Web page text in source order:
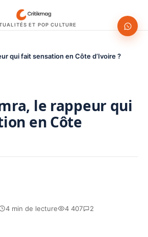
ET POP CULTURE
qui fait sensation en Côte d’Ivoire ?
le rappeur qui
en Côte
4 min de lecture 4 407 2